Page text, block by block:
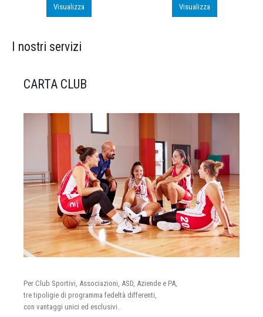
Visualizza Visualizza
I nostri servizi
CARTA CLUB
Per Club Sportivi, Associazioni, ASD, Aziende e PA,
tre tipoligie di programma fedeltà differenti,
con vantaggi unici ed esclusivi.